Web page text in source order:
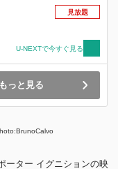
時間以内に死に至る殺
領暗殺計画】、次々と
拐犯の真の目的と
年の命を救うことがで
見放題
U-NEXTで今すぐ見る
っと見る
ーター イグニションの映